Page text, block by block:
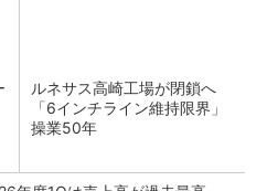
ルネサス高崎工場が閉鎖へ
「6インチライン維持限界」
操業50年